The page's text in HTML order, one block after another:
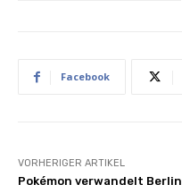
Facebook
VORHERIGER ARTIKEL
Pokémon verwandelt Berlin